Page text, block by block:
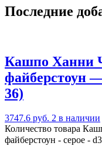
Последние
Кашпо Ханни
файберстоун
36)
3747.6 руб. 2 в наличии
Количество товара
файберстоун - серое -